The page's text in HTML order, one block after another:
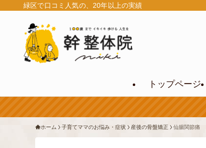
緑区で口コミ人気の、20年以上の実績
トップページ
ホーム 子育てママのお悩み・症状 産後の骨盤矯正 仙腸関節痛